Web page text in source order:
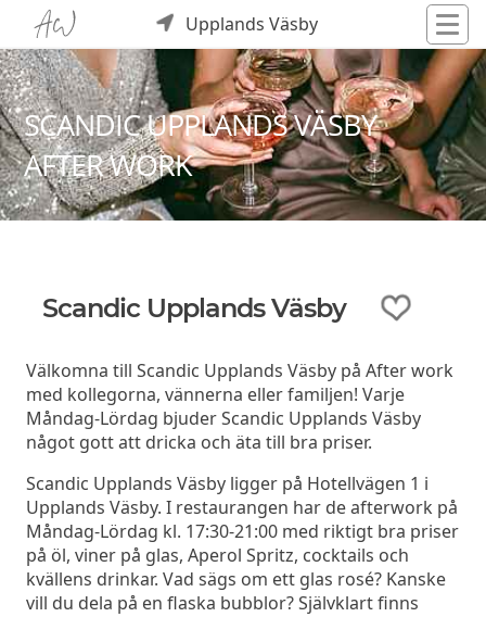
Upplands Väsby
SCANDIC UPPLANDS VÄSBY
AFTER WORK
Scandic Upplands Väsby
Välkomna till Scandic Upplands Väsby på After work
med kollegorna, vännerna eller familjen! Varje
Måndag-Lördag bjuder Scandic Upplands Väsby
något gott att dricka och äta till bra priser.
Scandic Upplands Väsby ligger på Hotellvägen 1 i
Upplands Väsby. I restaurangen har de afterwork på
Måndag-Lördag kl. 17:30-21:00 med riktigt bra priser
på öl, viner på glas, Aperol Spritz, cocktails och
kvällens drinkar. Vad sägs om ett glas rosé? Kanske
vill du dela på en flaska bubblor? Självklart finns